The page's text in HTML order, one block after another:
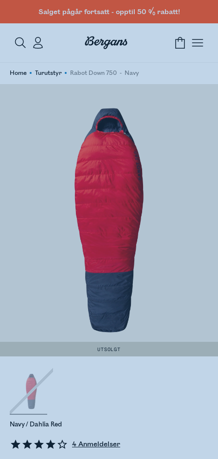
Salget pågår fortsatt - opptil 50 % rabatt!
Home Turutstyr Rabot Down 750 Navy
UTSOLGT
4 Anmeldelser
Navy / Dahlia Red